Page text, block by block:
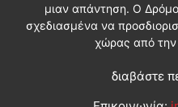
μιαν απάντηση. Ο
σχεδιασμένα να
χώρας από την
διαβάστε